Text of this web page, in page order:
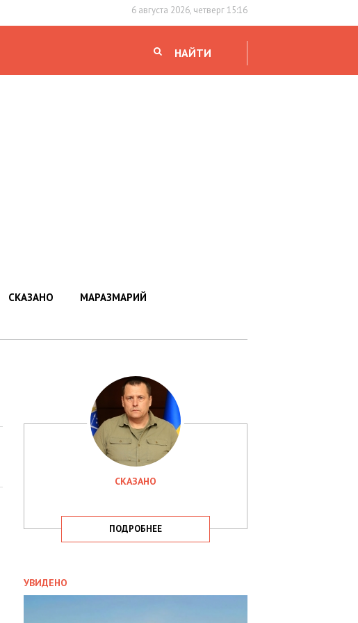
6 августа 2026, четверг 15:16
НАЙТИ
СКАЗАНО МАРАЗМАРИЙ
СКАЗАНО
ПОДРОБНЕЕ
УВИДЕНО
ЗАТРИМАЛА